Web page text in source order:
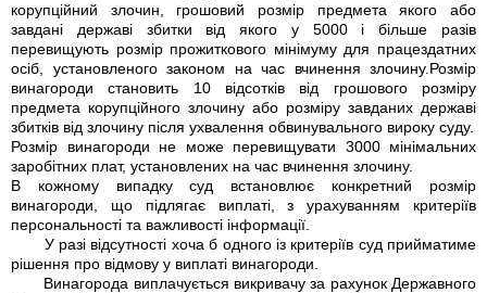
корупційний злочин, грошовий розмір предмета якого або
завдані державі збитки від якого у 5000 і більше разів
перевищують розмір прожиткового мінімуму для працездатних
осіб, установленого законом на час вчинення злочину.Розмір
винагороди становить 10 відсотків від грошового розміру
предмета корупційного злочину або розміру завданих державі
збитків від злочину після ухвалення обвинувального вироку суду.
Розмір винагороди не може перевищувати 3000 мінімальних
заробітних плат, установлених на час вчинення злочину.
В кожному випадку суд встановлює конкретний розмір
винагороди, що підлягає виплаті, з урахуванням критеріїв
персональності та важливості інформації.
У разі відсутності хоча б одного із критеріїв суд прийматиме
рішення про відмову у виплаті винагороди.
Винагорода виплачується викривачу за рахунок Державного